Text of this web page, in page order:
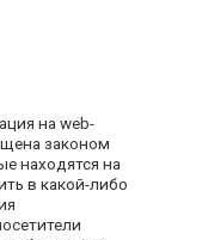
на web-
законом
находятся на
в какой-либо